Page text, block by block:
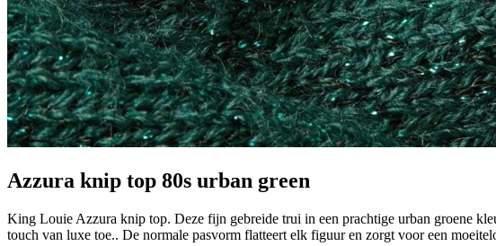
Azzura knip top 80s urban green
King Louie Azzura knip top. Deze fijn gebreide trui in een prachtige urban groene
touch van luxe toe.. De normale pasvorm flatteert elk figuur en zorgt voor een